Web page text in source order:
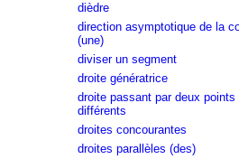
dièdre
direction asymptotique de la
(une)
diviser un segment
droite génératrice
droite passant par deux points
différents
droites concourantes
droites parallèles (des)